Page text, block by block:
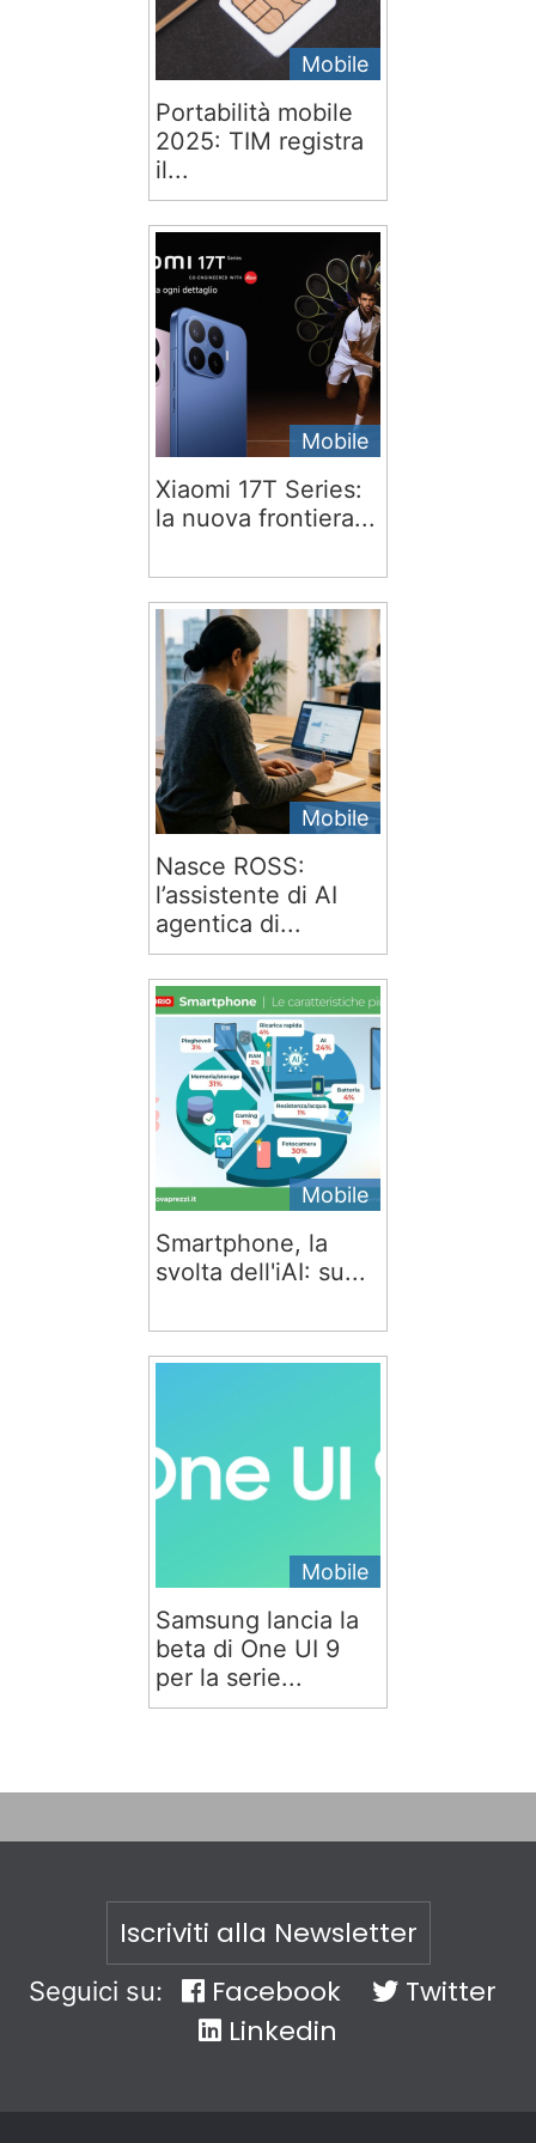
Mobile
Portabilità mobile
2025: TIM registra
il...
Mobile
Xiaomi 17T Series:
la nuova frontiera...
Mobile
Nasce ROSS:
l’assistente di AI
agentica di...
Mobile
Smartphone, la
svolta dell'iAI: su...
Mobile
Samsung lancia la
beta di One UI 9
per la serie...
Iscriviti alla Newsletter
Seguici su: Facebook
Twitter
Linkedin